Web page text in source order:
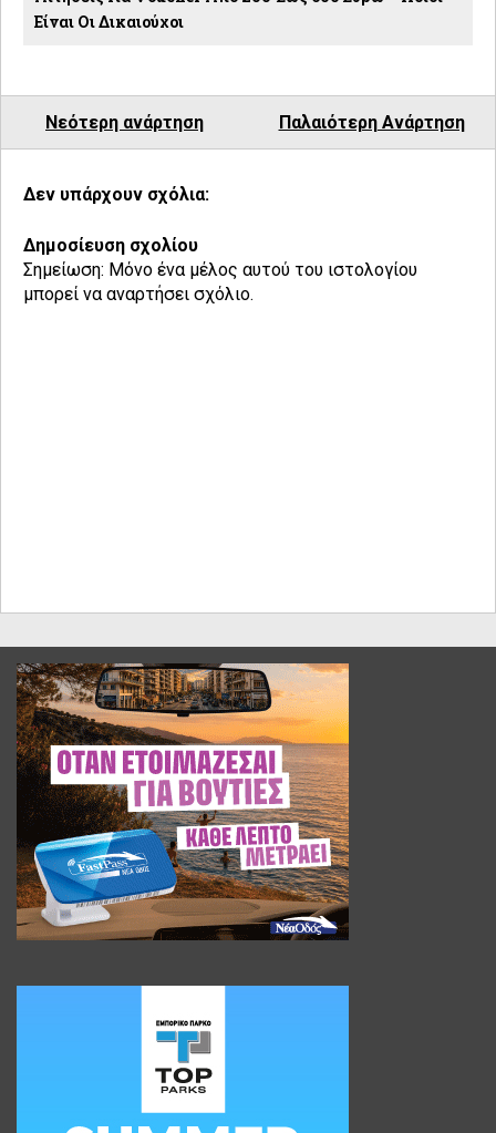
Είναι Οι Δικαιούχοι
Νεότερη ανάρτηση Παλαιότερη Ανάρτηση
Δεν υπάρχουν σχόλια:
Δημοσίευση σχολίου
Σημείωση: Μόνο ένα μέλος αυτού του ιστολογίου
μπορεί να αναρτήσει σχόλιο.